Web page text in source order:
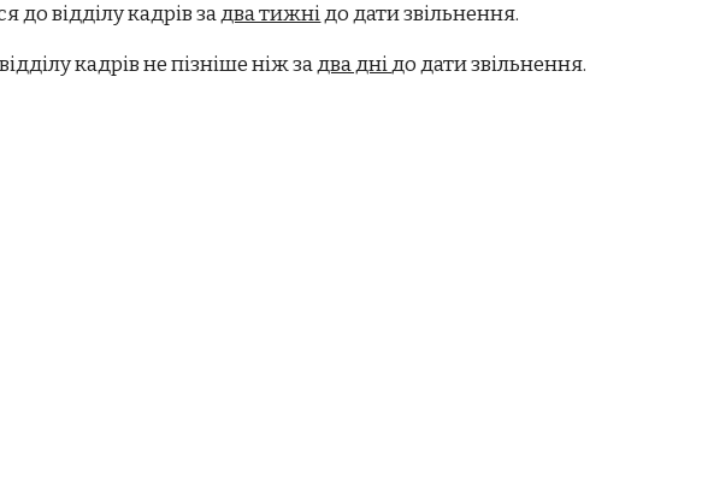
до відділу кадрів задва тижнідо дати звільнення.
кадрів не пізніше ніж задва днідо дати звільнення.